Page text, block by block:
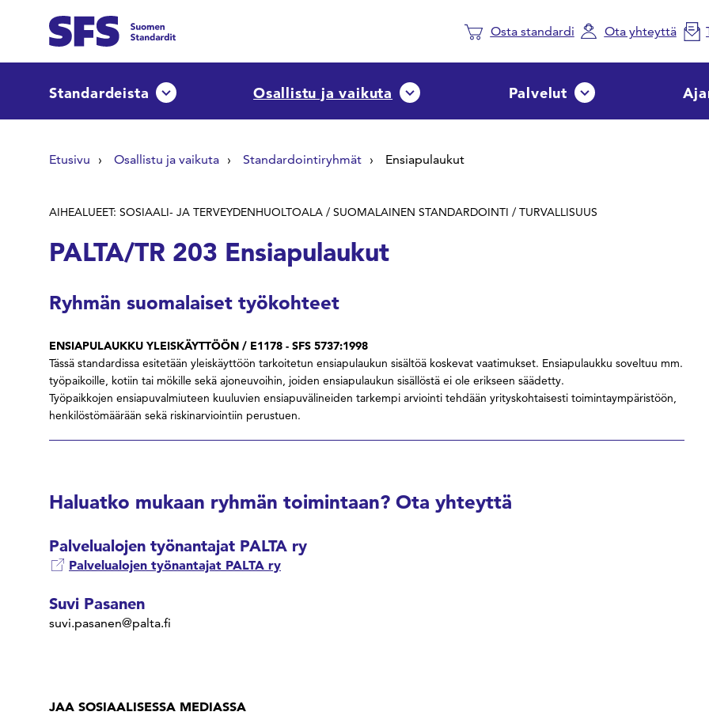
Osta standardi Ota yhteyttä
Standardeista Avaa tai sulje pudotusvalikkoOsallistu ja vaikuta Avaa tai sulje pudotusvalikko
Palvelut Avaa tai sulje
Etusivu Osallistu ja vaikuta Standardointiryhmät Ensiapulaukut
AIHEALUEET: SOSIAALI- JA TERVEYDENHUOLTOALA / SUOMALAINEN STANDARDOINTI / TURVALLISUUS
PALTA/TR 203 Ensiapulaukut
Ryhmän suomalaiset työkohteet
ENSIAPULAUKKU YLEISKÄYTTÖÖN / E1178 - SFS 5737:1998
Tässä standardissa esitetään yleiskäyttöön tarkoitetun ensiapulaukun sisältöä koskevat vaatimukset. Ensiapulaukku soveltuu mm.
työpaikoille, kotiin tai mökille sekä ajoneuvoihin, joiden ensiapulaukun sisällöstä ei ole erikseen säädetty.
Työpaikkojen ensiapuvalmiuteen kuuluvien ensiapuvälineiden tarkempi arviointi tehdään yrityskohtaisesti toimintaympäristöön,
henkilöstömäärään sekä riskinarviointiin perustuen.
Haluatko mukaan ryhmän toimintaan? Ota yhteyttä
Palvelualojen työnantajat PALTA ry
Palvelualojen työnantajat PALTA ry
Suvi Pasanen
suvi.pasanen@palta.fi
JAA SOSIAALISESSA MEDIASSA